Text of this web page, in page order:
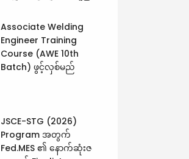
Associate Welding
Engineer Training
Course (AWE 10th
Batch) ဖွင့်လှစ်မည်
JSCE-STG (2026)
Program အတွက်
Fed.MES ၏ နောက်ဆုံးဇ